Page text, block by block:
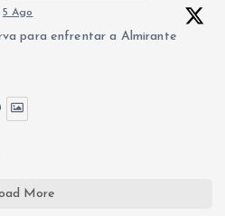
5 Ago
para enfrentar a Almirante
More